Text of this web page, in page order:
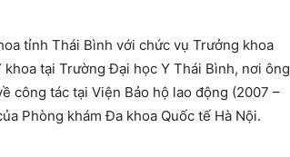
tỉnh Thái Bình với chức vụ Trưởng khoa
tại Trường Đại học Y Thái Bình, nơi ông
công tác tại Viện Bảo hộ lao động (2007 –
Phòng khám Đa khoa Quốc tế Hà Nội.